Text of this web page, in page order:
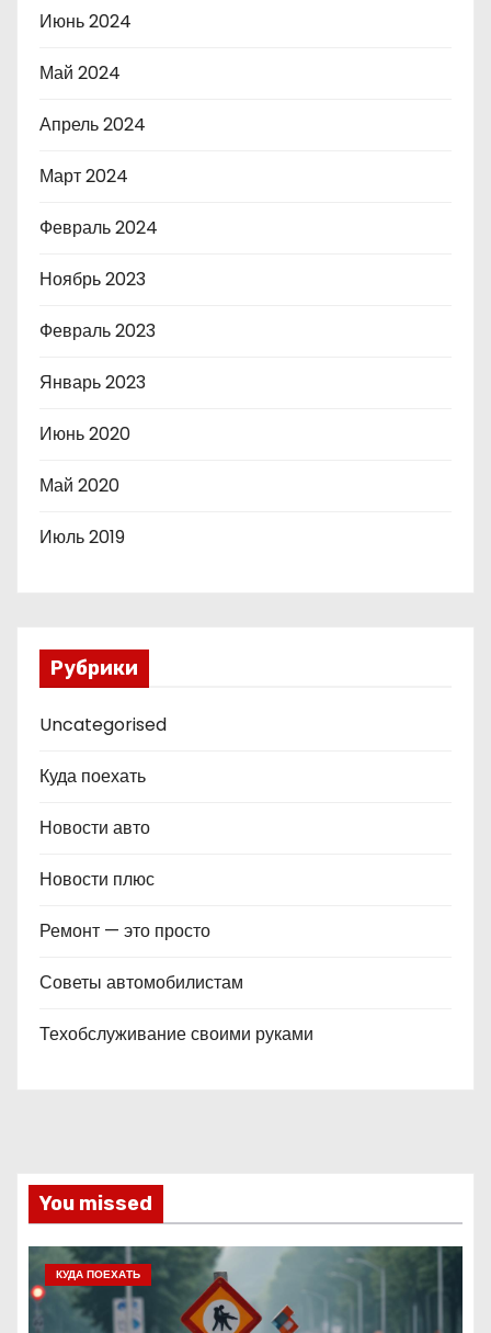
Июнь 2024
Май 2024
Апрель 2024
Март 2024
Февраль 2024
Ноябрь 2023
Февраль 2023
Январь 2023
Июнь 2020
Май 2020
Июль 2019
Рубрики
Uncategorised
Куда поехать
Новости авто
Новости плюс
Ремонт — это просто
Советы автомобилистам
Техобслуживание своими руками
You missed
КУДА ПОЕХАТЬ